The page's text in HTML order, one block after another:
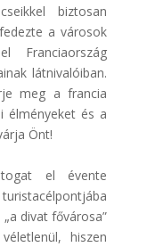
biztosan
a városok
Franciaország
látnivalóiban.
meg a francia
élményeket és a
Önt!
el évente
divat fővárosa”
hiszen